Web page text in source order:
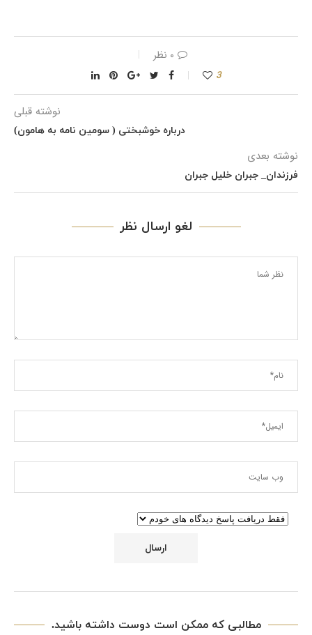
۰ نظر
3
نوشته قبلی
درباره خوشبختی ( سومین نامه به هامون)
نوشته بعدی
فرزندان_ جبران خلیل جبران
لغو ارسال نظر
مطالبی که ممکن است دوست داشته باشید.